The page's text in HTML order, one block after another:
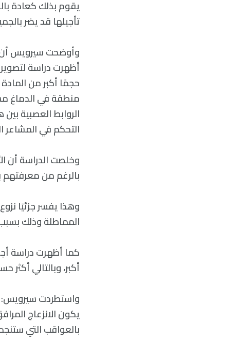
يقوم بذلك كعادة
تأجيلها قد يضر
وأوضحت سيرويس أن
حجمًا أكبر من
منطقة في الدماغ
الروابط العصبية
التحكم في المشاعر
وخلصت الدراسة أن
بالرغم من معرفتهم
المماطلة وذلك
أكبر، وبالتالي
واستطردت سيرويس:
يكون الانزعاج
بالعواقب التي